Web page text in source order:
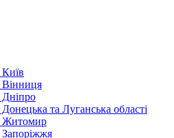
та Луганська області